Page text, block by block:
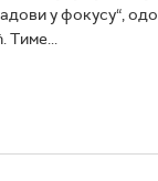
у фокусу“,
Тиме...